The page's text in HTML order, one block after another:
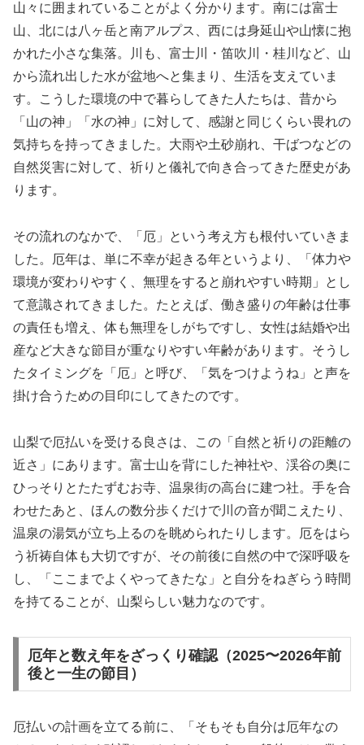
山々に囲まれていることがよく分かります。南には富士
山、北には八ヶ岳と南アルプス、西には身延山や山懐に抱
かれた小さな集落。川も、富士川・笛吹川・桂川など、山
から流れ出した水が盆地へと集まり、生活を支えていま
す。こうした環境の中で暮らしてきた人たちは、昔から
「山の神」「水の神」に対して、感謝と同じくらい畏れの
気持ちを持ってきました。大雨や土砂崩れ、干ばつなどの
自然災害に対して、祈りと儀礼で向き合ってきた歴史があ
ります。
その流れのなかで、「厄」という考え方も根付いていきま
した。厄年は、単に不幸が起きる年というより、「体力や
環境が変わりやすく、無理をすると崩れやすい時期」とし
て意識されてきました。たとえば、働き盛りの年齢は仕事
の責任も増え、体も無理をしがちですし、女性は結婚や出
産など大きな節目が重なりやすい年齢があります。そうし
たタイミングを「厄」と呼び、「気をつけようね」と声を
掛け合うための目印にしてきたのです。
山梨で厄払いを受ける良さは、この「自然と祈りの距離の
近さ」にあります。富士山を背にした神社や、渓谷の奥に
ひっそりとたたずむお寺、温泉街の高台に建つ社。手を合
わせたあと、ほんの数分歩くだけで川の音が聞こえたり、
温泉の湯気が立ち上るのを眺められたりします。厄をはら
う祈祷自体も大切ですが、その前後に自然の中で深呼吸を
し、「ここまでよくやってきたな」と自分をねぎらう時間
を持てることが、山梨らしい魅力なのです。
厄年と数え年をざっくり確認（2025〜2026年前
後と一生の節目）
厄払いの計画を立てる前に、「そもそも自分は厄年なの